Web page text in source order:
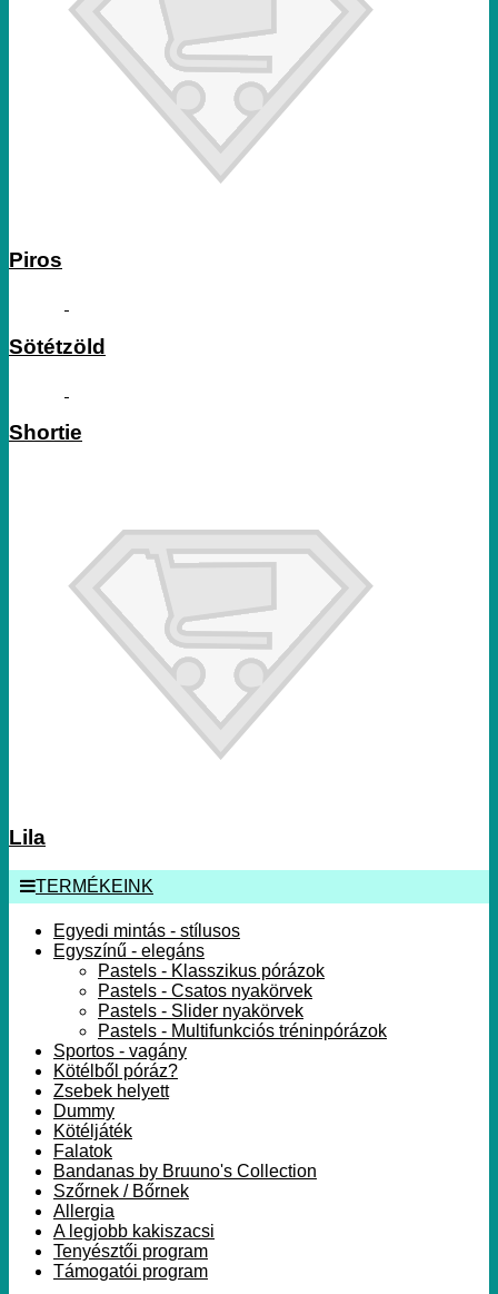
Piros
Sötétzöld
Shortie
Lila
TERMÉKEINK
Egyedi mintás - stílusos
Egyszínű - elegáns
Pastels - Klasszikus pórázok
Pastels - Csatos nyakörvek
Pastels - Slider nyakörvek
Pastels - Multifunkciós tréninpórázok
Sportos - vagány
Kötélből póráz?
Zsebek helyett
Dummy
Kötéljáték
Falatok
Bandanas by Bruuno's Collection
Szőrnek / Bőrnek
Allergia
A legjobb kakiszacsi
Tenyésztői program
Támogatói program